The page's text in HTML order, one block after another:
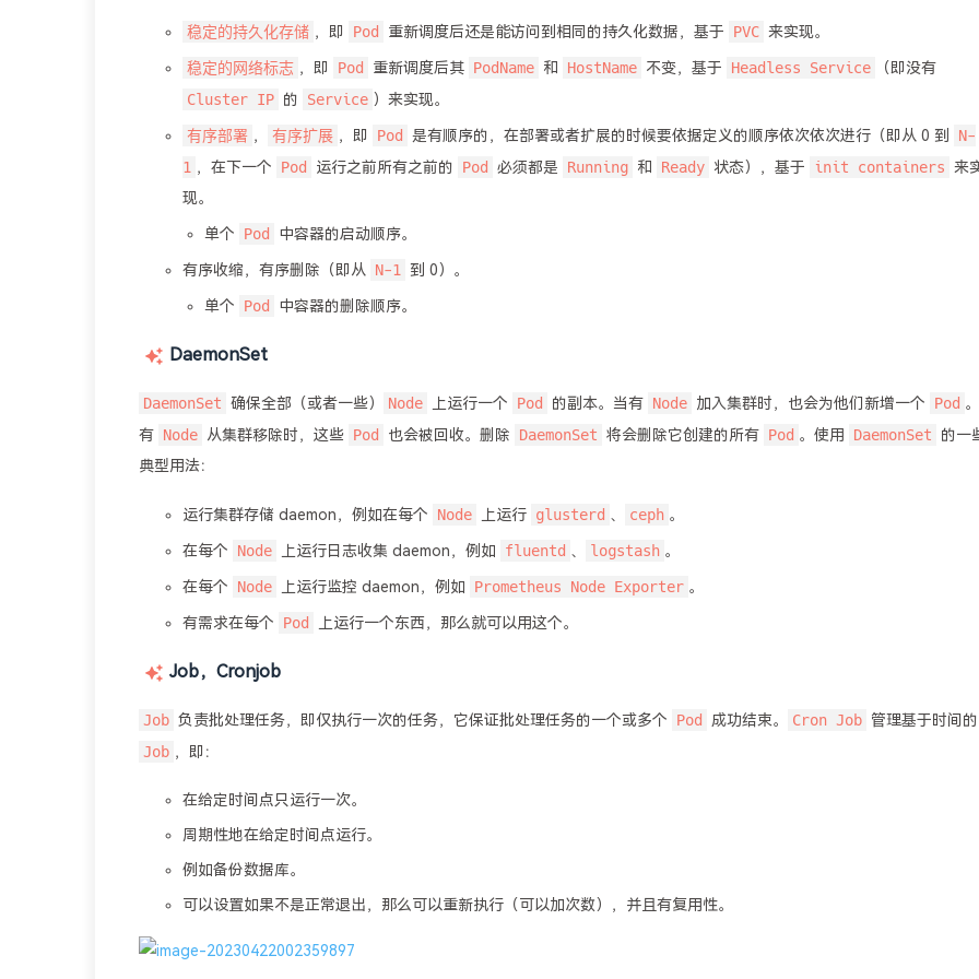
稳定的持久化存储 ，即 Pod 重新调度后还是能访问到相同的持久化数据，基于 PVC 来实现。
稳定的网络标志 ，即 Pod 重新调度后其 PodName 和 HostName 不变，基于 Headless Service （即没有
Cluster IP 的 Service ）来实现。
有序部署 ， 有序扩展 ，即 Pod 是有顺序的，在部署或者扩展的时候要依据定义的顺序依次依次进行（即从 0 到
N-
1 ，在下一个 Pod 运行之前所有之前的 Pod 必须都是 Running 和 Ready 状态），基于 init containers 来
现。
单个 Pod 中容器的启动顺序。
有序收缩，有序删除（即从 N-1 到 0）。
单个 Pod 中容器的删除顺序。
DaemonSet
DaemonSet 确保全部（或者一些） Node 上运行一个 Pod 的副本。当有 Node 加入集群时，也会为他们新增一个 Pod
有 Node 从集群移除时，这些 Pod 也会被回收。删除 DaemonSet 将会删除它创建的所有 Pod 。使用 DaemonSet
的一
典型用法：
运行集群存储 daemon，例如在每个 Node 上运行 glusterd 、 ceph 。
在每个 Node 上运行日志收集 daemon，例如 fluentd 、 logstash 。
在每个 Node 上运行监控 daemon，例如 Prometheus Node Exporter 。
有需求在每个 Pod 上运行一个东西，那么就可以用这个。
Job，Cronjob
Job 负责批处理任务，即仅执行一次的任务，它保证批处理任务的一个或多个 Pod 成功结束。 Cron Job 管理基于时间的
Job ，即：
在给定时间点只运行一次。
周期性地在给定时间点运行。
例如备份数据库。
可以设置如果不是正常退出，那么可以重新执行（可以加次数），并且有复用性。